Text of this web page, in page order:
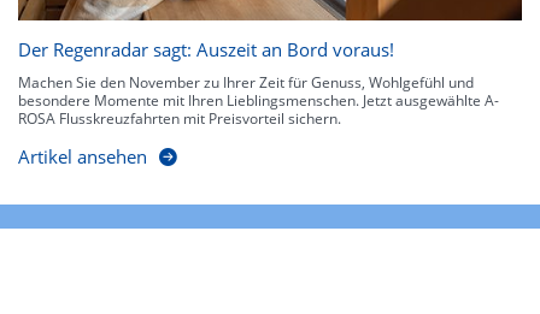
Der Regenradar sagt: Auszeit an Bord voraus!
Machen Sie den November zu Ihrer Zeit für Genuss, Wohlgefühl und
besondere Momente mit Ihren Lieblingsmenschen. Jetzt ausgewählte A-
ROSA Flusskreuzfahrten mit Preisvorteil sichern.
Artikel ansehen